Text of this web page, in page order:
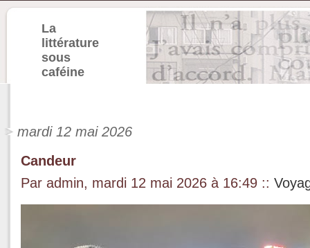
La
littérature
sous
caféine
mardi 12 mai 2026
Candeur
Par admin, mardi 12 mai 2026 à 16:49 ::